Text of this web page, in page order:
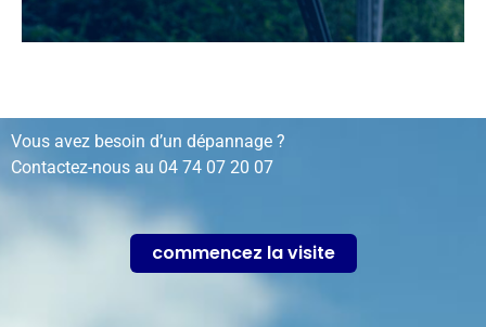
Vous avez besoin d’un dépannage ?
Contactez-nous au 04 74 07 20 07
commencez la visite